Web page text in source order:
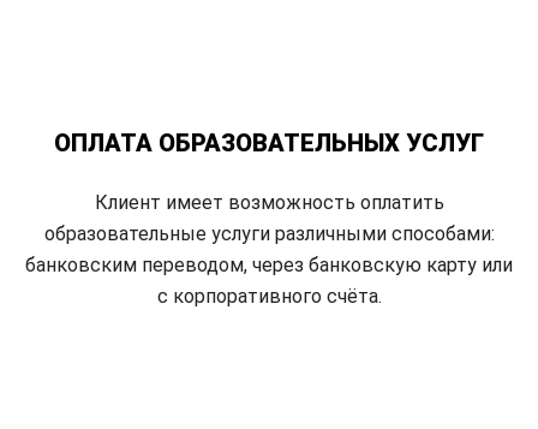
ОПЛАТА ОБРАЗОВАТЕЛЬНЫХ УСЛУГ
Клиент имеет возможность оплатить
образовательные услуги различными способами:
банковским переводом, через банковскую карту или
с корпоративного счёта.